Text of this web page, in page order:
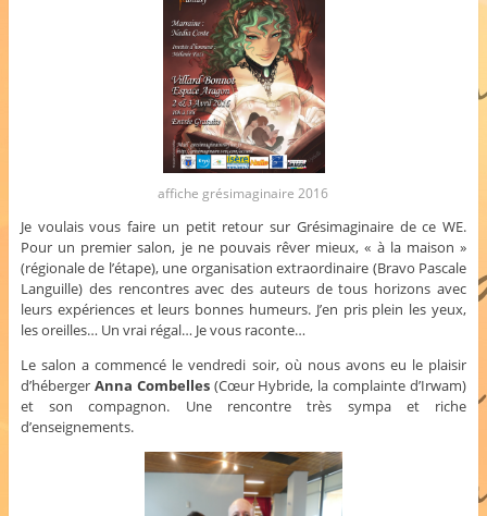
affiche grésimaginaire 2016
Je voulais vous faire un petit retour sur Grésimaginaire de ce WE.
Pour un premier salon, je ne pouvais rêver mieux, « à la maison »
(régionale de l’étape), une organisation extraordinaire (Bravo Pascale
Languille) des rencontres avec des auteurs de tous horizons avec
leurs expériences et leurs bonnes humeurs. J’en pris plein les yeux,
les oreilles… Un vrai régal… Je vous raconte…
Le salon a commencé le vendredi soir, où nous avons eu le plaisir
d’héberger Anna Combelles(Cœur Hybride, la complainte d’Irwam)
et son compagnon. Une rencontre très sympa et riche
d’enseignements.